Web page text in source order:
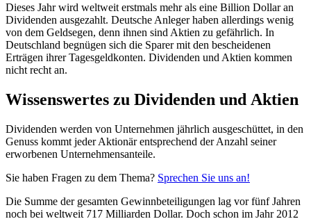
Dieses Jahr wird weltweit erstmals mehr als eine Billion Dollar an
Dividenden ausgezahlt. Deutsche Anleger haben allerdings wenig
von dem Geldsegen, denn ihnen sind Aktien zu gefährlich. In
Deutschland begnügen sich die Sparer mit den bescheidenen
Erträgen ihrer Tagesgeldkonten. Dividenden und Aktien kommen
nicht recht an.
Wissenswertes zu Dividenden und Aktien
Dividenden werden von Unternehmen jährlich ausgeschüttet, in den
Genuss kommt jeder Aktionär entsprechend der Anzahl seiner
erworbenen Unternehmensanteile.
Sie haben Fragen zu dem Thema? Sprechen Sie uns an!
Die Summe der gesamten Gewinnbeteiligungen lag vor fünf Jahren
noch bei weltweit 717 Milliarden Dollar. Doch schon im Jahr 2012